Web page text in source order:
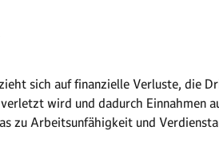
sich auf finanzielle Verluste, die
wird und dadurch Einnahmen
zu Arbeitsunfähigkeit und